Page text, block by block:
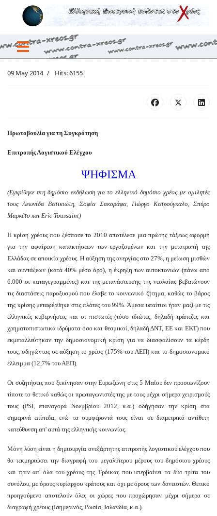
09 May 2014 Hits: 6155
Πρωτοβουλία για τη Συγκρότηση
Επιτροπής Λογιστικού Ελέγχου
ΨΗΦΙΣΜΑ
(Εγκρίθηκε στη δημόσια εκδήλωση για το ελληνικό δημόσιο χρέος με ομιλητές
τους Λεωνίδα Βατικιώτη, Σοφία Σακοράφα, Γιώργο Κατρούγκαλο, Σπύρο
Μαρκέτο και Eric Toussaint)
Η κρίση χρέους που ξέσπασε το 2010 αποτέλεσε μια πρώτης τάξεως αφορμή
για την αφαίρεση κατακτήσεων των εργαζομένων και την μετατροπή της
Ελλάδας σε αποικία χρέους. Η αύξηση της ανεργίας στο 27%, η μείωση μισθών
και συντάξεων (κατά 40% μέσο όρο), η έκρηξη των αυτοκτονιών (πάνω από
6.000 οι καταγεγραμμένες) και της μετανάστευσης της νεολαίας βεβαιώνουν
τις διαστάσεις παροξυσμού που έλαβε το κοινωνικό ζήτημα, καθώς το βάρος
της κρίσης μεταφέρθηκε στις πλάτες του 99%. Άμεσα υπαίτιοι ήταν μαζί με τις
ελληνικές κυβερνήσεις και οι πιστωτές (τόσο ιδιώτες, δηλαδή τράπεζες και
χρηματοπιστωτικά ιδρύματα όσο και θεσμικοί, δηλαδή ΔΝΤ, ΕΕ και ΕΚΤ) που
εκμεταλλεύτηκαν την δημοσιονομική κρίση για να διασφαλίσουν τα κέρδη
τους, οδηγώντας σε αύξηση το χρέος (175% του ΑΕΠ) και το δημοσιονομικό
έλλειμμα (12,7% του ΑΕΠ).
Οι συζητήσεις που ξεκίνησαν στην Ευρωζώνη στις 5 Μαΐου δεν προοιωνίζουν
τίποτε το θετικό καθώς οι πρωταγωνιστές της με τους μέχρι σήμερα χειρισμούς
τους (PSI, επαναγορά Νοεμβρίου 2012, κ.α.) οδήγησαν την κρίση στα
σημερινά επίπεδα, ενώ τα συμφέροντά τους είναι σε διαμετρικά αντίθετη
κατεύθυνση απ' αυτά της ελληνικής κοινωνίας.
Μόνη λύση είναι η δημιουργία ανεξάρτητης επιτροπής λογιστικού ελέγχου που
θα τεκμηριώσει την διαγραφή του μεγαλύτερου μέρους του δημόσιου χρέους
και πριν απ' όλα του χρέους της Τρόικας που υπερβαίνει τα δύο τρίτα του
συνόλου, με όρους κυρίαρχου κράτους και όχι με όρους των δανειστών. Θετικό
προηγούμενο αποτελούν όλες οι χώρες που προχώρησαν μέχρι σήμερα σε
διαγραφή χρέους (Ισημερινός, Ρωσία, Ισλανδία, κ.α.).